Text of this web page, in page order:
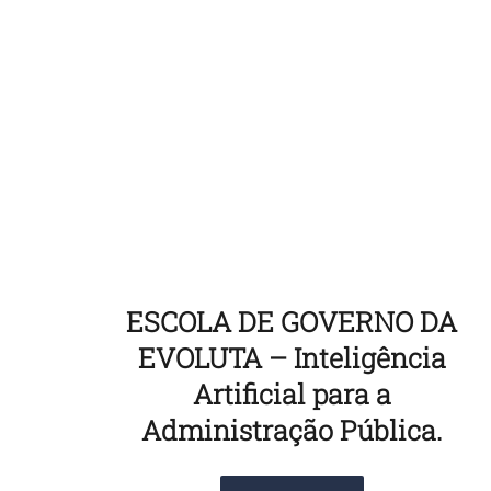
ESCOLA DE GOVERNO DA
EVOLUTA – Inteligência
Artificial para a
Administração Pública.